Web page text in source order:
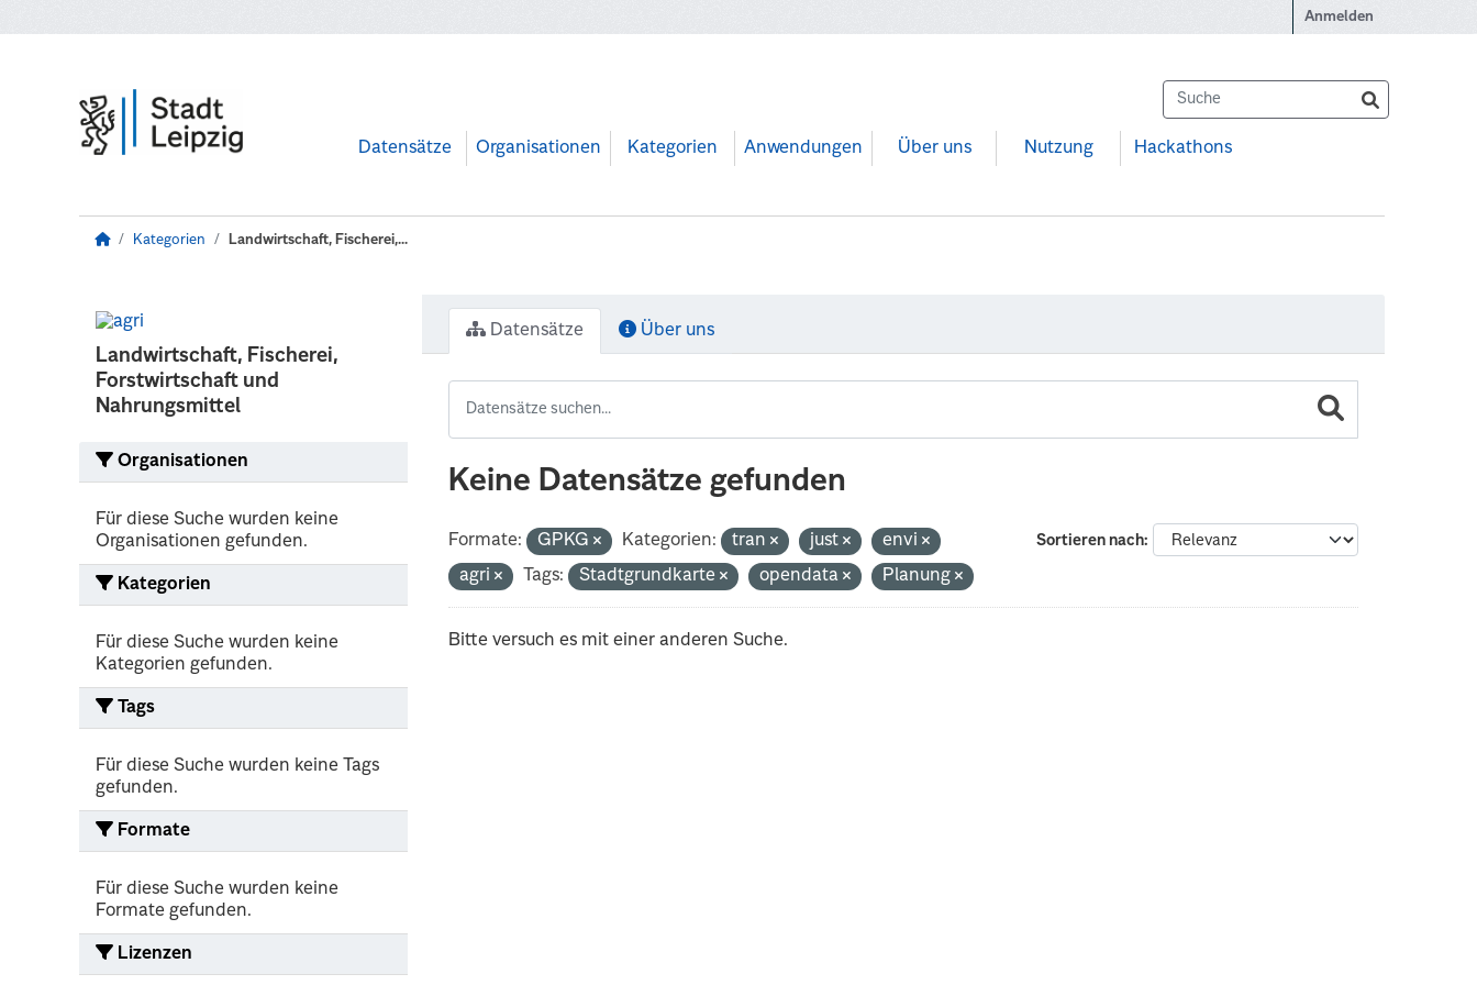
Anmelden
Datensätze Organisationen Kategorien Anwendungen Über uns Nutzung Hackathons
Kategorien Landwirtschaft, Fischerei,...
Landwirtschaft, Fischerei,
Forstwirtschaft und
Nahrungsmittel
Organisationen
Für diese Suche wurden keine
Organisationen gefunden.
Kategorien
Für diese Suche wurden keine
Kategorien gefunden.
Tags
Für diese Suche wurden keine Tags
gefunden.
Formate
Für diese Suche wurden keine
Formate gefunden.
Lizenzen
Datensätze Über uns
Keine Datensätze gefunden
Sortieren nach
Formate: GPKG Kategorien: tran just
envi
agri
Tags: Stadtgrundkarte opendata Planung
Bitte versuch es mit einer anderen Suche.